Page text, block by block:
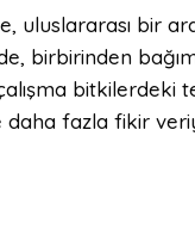
uluslararası bir
birbirinden
bitkilerdeki
daha fazla fikir